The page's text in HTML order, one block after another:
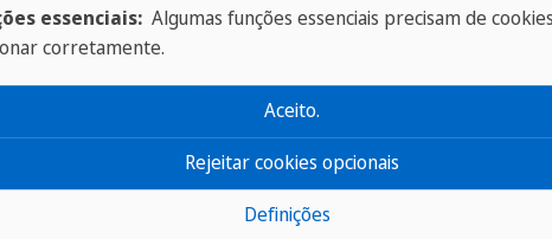
essenciais:Algumas funções essenciais precisam de
corretamente.
Definições
Rejeitar cookies opcionais
Aceito.